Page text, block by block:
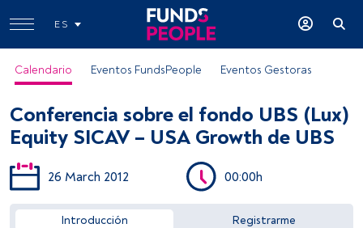
ES
Calendario Eventos FundsPeople Eventos Gestoras
Conferencia sobre el fondo UBS (Lux)
Equity SICAV – USA Growth de UBS
26 March 2012 00:00h
Introducción Registrarme